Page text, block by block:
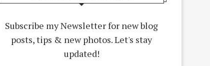
Subscribe my Newsletter for new blog
posts, tips & new photos. Let's stay
updated!